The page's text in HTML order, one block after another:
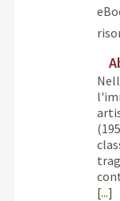
[...]